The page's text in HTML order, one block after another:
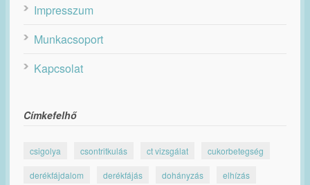
Impresszum
Munkacsoport
Kapcsolat
Címkefelhő
csigolya csontritkulás ct vizsgálat cukorbetegség
derékfájdalom derékfájás dohányzás elhízás